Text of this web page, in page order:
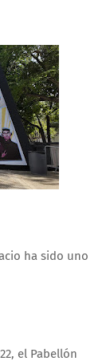
ha sido uno
el Pabellón